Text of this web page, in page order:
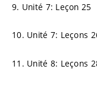
9. Unité 7: Leçon 25
10. Unité 7: Leçons
11. Unité 8: Leçons